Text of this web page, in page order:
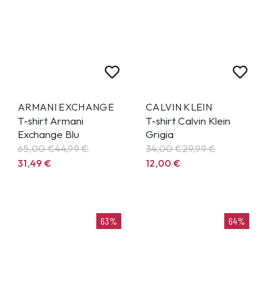
ARMANI EXCHANGE
T-shirt Armani
Exchange Blu
65,00 €44,99€
31,49€
CALVIN KLEIN
T-shirt Calvin Klein
Grigia
34,00 €29,99€
12,00€
63% 64%